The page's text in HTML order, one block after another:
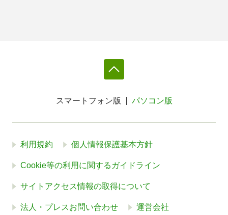
スマートフォン版 パソコン版
利用規約 個人情報保護基本方針
Cookie等の利用に関するガイドライン
サイトアクセス情報の取得について
法人・プレスお問い合わせ 運営会社